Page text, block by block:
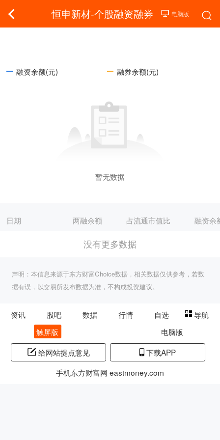
恒申新材-个股融资融券
融资余额(元) 融券余额(元)
暂无数据
日期 两融余额 占流通市值比 融资余
没有更多数据
声明：本信息来源于东方财富Choice数据，相关数据仅供参考，若数
据有误，以交易所发布数据为准，不构成投资建议。
资讯 股吧 数据 行情 自选
导航
触屏版
电脑版
给网站提点意见
下载APP
手机东方财富网 eastmoney.com